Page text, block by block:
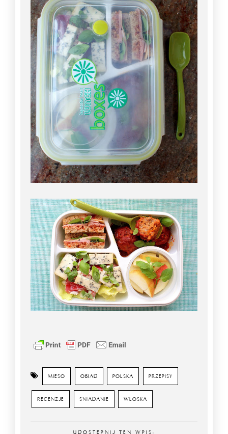
MIESO OBIAD POLSKA PRZEPISY
RECENZJE SNIADANIE WLOSKA
UDOSTĘPNIJ TEN WPIS: